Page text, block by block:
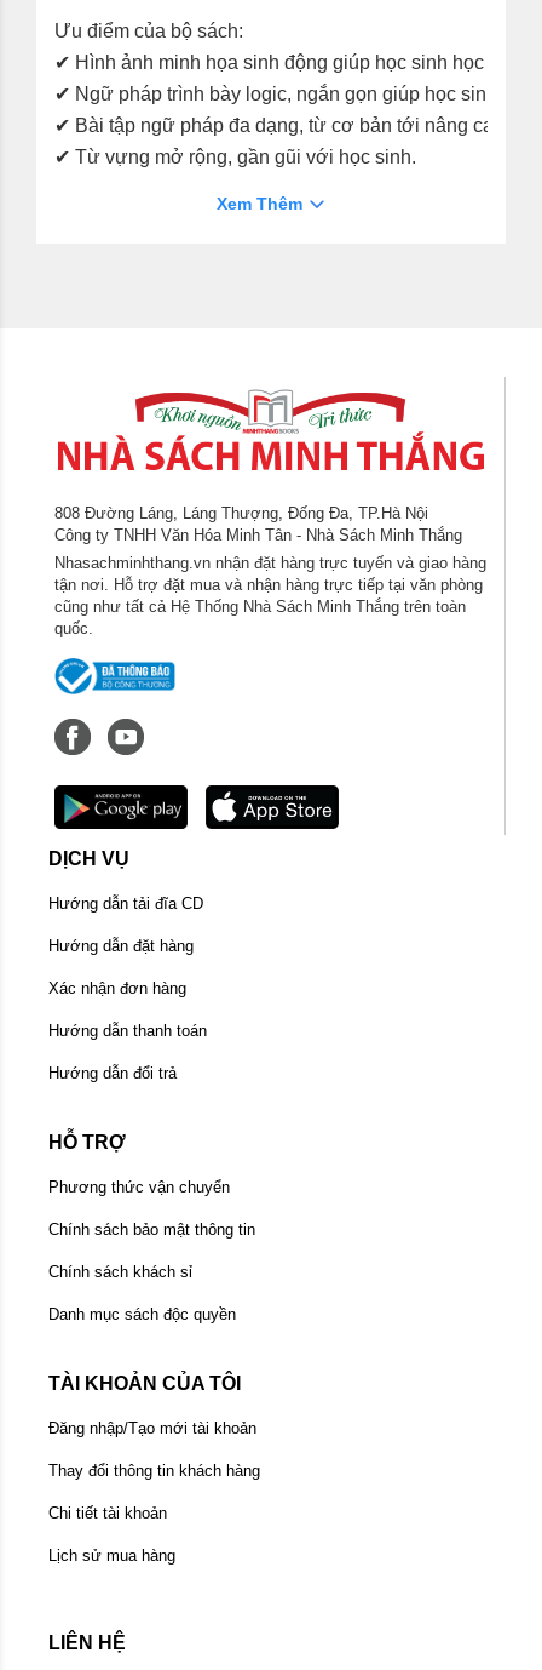
Ưu điểm của bộ sách:
✔ Hình ảnh minh họa sinh động giúp học sinh học
✔ Ngữ pháp trình bày logic, ngắn gọn giúp học sinh dễ
✔ Bài tập ngữ pháp đa dạng, từ cơ bản tới nâng cao.
✔ Từ vựng mở rộng, gần gũi với học sinh.
Xem Thêm
808 Đường Láng, Láng Thượng, Đống Đa, TP.Hà Nội
Công ty TNHH Văn Hóa Minh Tân - Nhà Sách Minh Thắng
Nhasachminhthang.vn nhận đặt hàng trực tuyến và giao hàng
tận nơi. Hỗ trợ đặt mua và nhận hàng trực tiếp tại văn phòng
cũng như tất cả Hệ Thống Nhà Sách Minh Thắng trên toàn
quốc.
DỊCH VỤ
Hướng dẫn tải đĩa CD
Hướng dẫn đặt hàng
Xác nhận đơn hàng
Hướng dẫn thanh toán
Hướng dẫn đổi trả
HỖ TRỢ
Phương thức vận chuyển
Chính sách bảo mật thông tin
Chính sách khách sỉ
Danh mục sách độc quyền
TÀI KHOẢN CỦA TÔI
Đăng nhập/Tạo mới tài khoản
Thay đổi thông tin khách hàng
Chi tiết tài khoản
Lịch sử mua hàng
LIÊN HỆ